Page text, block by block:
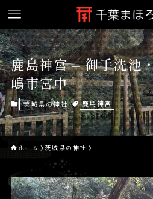
鹿島神宮 – 御手洗池
嶋市宮中
茨城県の神社 鹿島神宮
ホーム 茨城県の神社